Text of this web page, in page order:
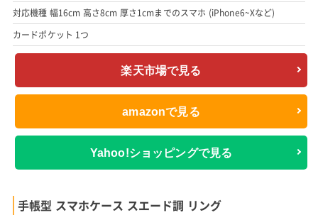
対応機種 幅16cm 高さ8cm 厚さ1cmまでのスマホ (iPhone6~Xなど)
カードポケット 1つ
楽天市場で見る
amazonで見る
Yahoo!ショッピングで見る
手帳型 スマホケース スエード調 リング